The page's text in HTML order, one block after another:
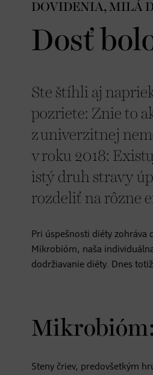
DOVIDENIA, MILÁ
Dosť
Ste štíhli aj
pozriete: Znie to
z univerzitnej
v roku 2018:
istý druh stravy
rozdeliť na rôzne
Pri úspešnosti diéty zohráva
Mikrobióm, naša
dodržiavanie diéty. Dnes
Mikrobióm:
Steny čriev, predovšetkým